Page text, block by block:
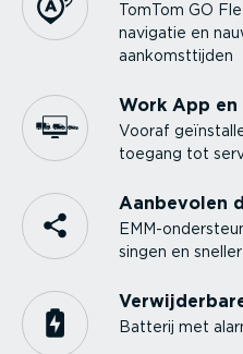
TomTom GO
navigatie en
aankomst­tijden
Work App
Vooraf
toegang tot
Aanbevolen
EMM-
singen en
Batterij met